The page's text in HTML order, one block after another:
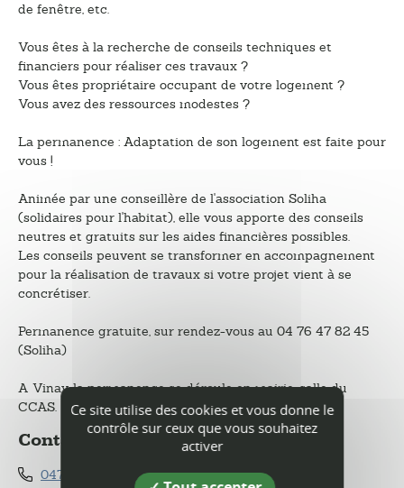
de fenêtre, etc.
Vous êtes à la recherche de conseils techniques et
financiers pour réaliser ces travaux ?
Vous êtes propriétaire occupant de votre logement ?
Vous avez des ressources modestes ?
La permanence : Adaptation de son logement est faite pour
vous !
Animée par une conseillère de l'association Soliha
(solidaires pour l'habitat), elle vous apporte des conseils
neutres et gratuits sur les aides financières possibles.
Les conseils peuvent se transformer en accompagnement
pour la réalisation de travaux si votre projet vient à se
concrétiser.
Permanence gratuite, sur rendez-vous au 04 76 47 82 45
(Soliha)
A Vinay, la permanence se déroule en mairie, salle du
CCAS.
Contact
0476384548
Ce site utilise des cookies et vous donne le
contrôle sur ceux que vous souhaitez
activer